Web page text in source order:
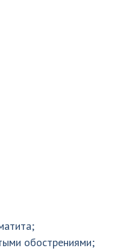
обострениями;